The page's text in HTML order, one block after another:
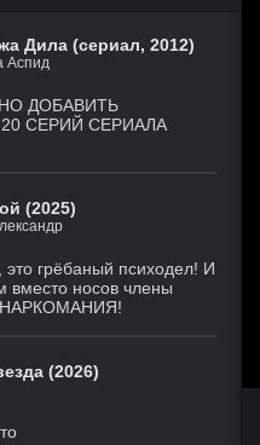
Дила (сериал, 2012)
Аспид
ДОБАВИТЬ
СЕРИЙ СЕРИАЛА
(2025)
грёбаный психодел! И
вместо носов члены
НАРКОМАНИЯ!
(2026)